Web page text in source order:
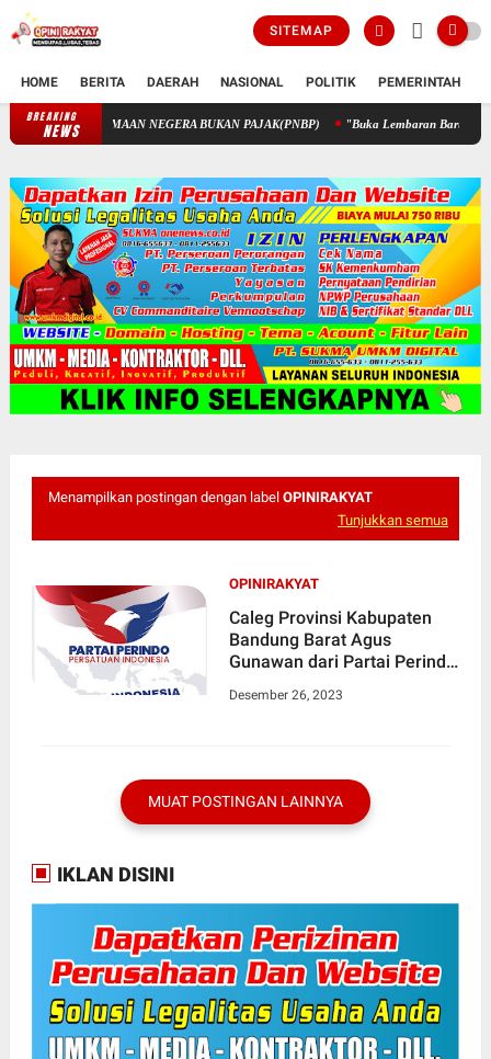
SITEMAP
HOME BERITA DAERAH NASIONAL POLITIK PEMERINTAH
BREAKING
NEWS PENGELOLAAN KEUANGAN STIK MELALUI PENERIMAAN NEGERA
Menampilkan postingan dengan label OPINIRAKYAT
Tunjukkan semua
OPINIRAKYAT
Caleg Provinsi Kabupaten
Bandung Barat Agus
Gunawan dari Partai Perindo
Menang dan Dilantik
Desember 26, 2023
MUAT POSTINGAN LAINNYA
IKLAN DISINI